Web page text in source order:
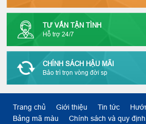
TƯ VẤN TẬN TÌNH
Hỗ trợ 24/7
CHÍNH SÁCH HẬU MÃI
Bảo trì trọn vòng đời sp
Trang chủ Giới thiệu Tin tức
Bảng mã màu
Chính sách và quy định